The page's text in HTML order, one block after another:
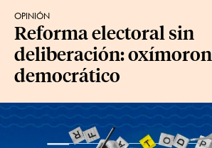
OPINIÓN
Reforma electoral sin
deliberación: oxímoron
democrático